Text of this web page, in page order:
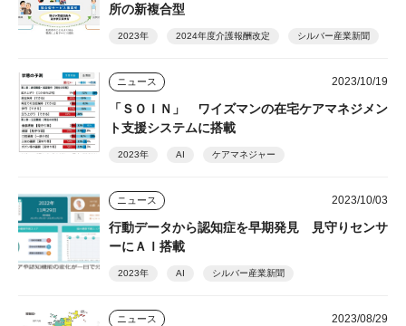
所の新複合型
2023年 2024年度介護報酬改定 シルバー産業新聞
ニュース 2023/10/19
「ＳＯＩＮ」 ワイズマンの在宅ケアマネジメン
ト支援システムに搭載
2023年 AI ケアマネジャー
ニュース 2023/10/03
行動データから認知症を早期発見 見守りセンサ
ーにＡＩ搭載
2023年 AI シルバー産業新聞
ニュース 2023/08/29